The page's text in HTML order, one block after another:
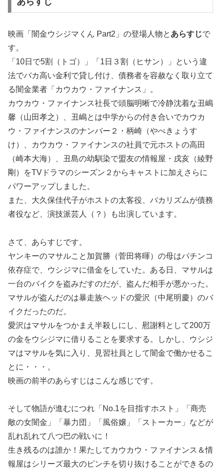
映画「闇金ウシジマくん Part2」の登場人物と あらすじで
す。
「10日で5割（トゴ）」「1日３割（ヒサン）」という違
法でバカ高い金利で貸し付け、債務者を容赦なく取り立て
る闇金業者「カウカウ・ファイナンス」。
カウカウ・ファイナンス社長で頭脳明晰で冷静沈着な丑嶋
馨（山田孝之）、丑嶋とは中学からの付き合いでカウカ
ウ・ファイナンスのナンバー２・柄崎（やべきょうす
け）、カウカウ・ファイナンスの社員で元ホストの高田
（崎本大海）、丑島の幼馴染で盟友の情報屋・戌亥（綾野
剛）をTVドラマのシーズン２からキャストに加えさらに
パワーアップしました。
また、大久保佳代子がホストの太客役、バカリズムが債務
者役など、演技派芸人（？）も出演しています。
さて、あらすじです。
ヤンキーのマサルこと加賀勝（菅田将暉）の母はパチンコ
依存症で、ウシジマに借金をしていた。ある日、マサルは
一台のバイクを盗みだすのだが、盗んだ相手が悪かった。
マサルが盗んだのは暴走族ヘッドの愛沢（中尾明慶）のバ
イクだったのだ。
愛沢はマサルをつかまえ半殺しにし、慰謝料として200万
の金をウシジマに借りることを要求する。しかし、ウシジ
マはマサルを気に入り、見習社員として闇金で働かせるこ
とに・・・。
映画の前半のあらすじはこんな感じです。
そして物語が進むにつれ「No.1を目指すホスト」「商売
敵の女闇金」「暴力団」「風俗嬢」「ストーカー」などが
乱れ乱れて八つ巴の戦いに！
生き残るのは誰か！果たしてカウカウ・ファイナンス＆情
報屋はシリーズ最大のピンチを切り抜けることができるの